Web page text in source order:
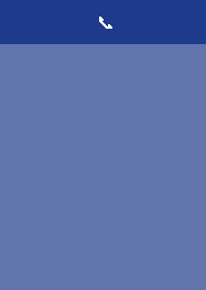
📞